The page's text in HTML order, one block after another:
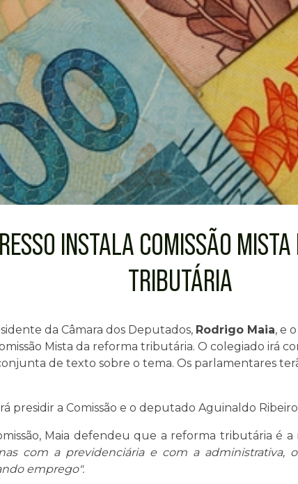
INSTALA COMISSÃO
TRIBUTÁRIA
da Câmara dos Deputados, Rodrigo Maia, e
Mista da reforma tributária. O colegiado irá
de texto sobre o tema. Os parlamentares
presidir a Comissão e o deputado Aguinaldo
Maia defendeu que a reforma tributária é
com a previdenciária e com a
emprego".